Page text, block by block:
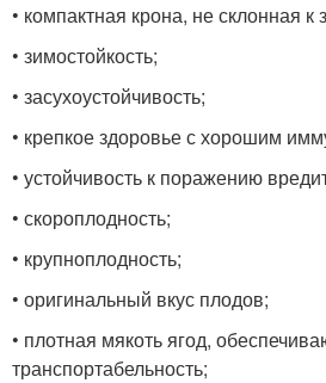
• компактная крона, не склонная к
• зимостойкость;
• засухоустойчивость;
• крепкое здоровье с хорошим
• устойчивость к поражению
• скороплодность;
• крупноплодность;
• оригинальный вкус плодов;
• плотная мякоть ягод,
транспортабельность;